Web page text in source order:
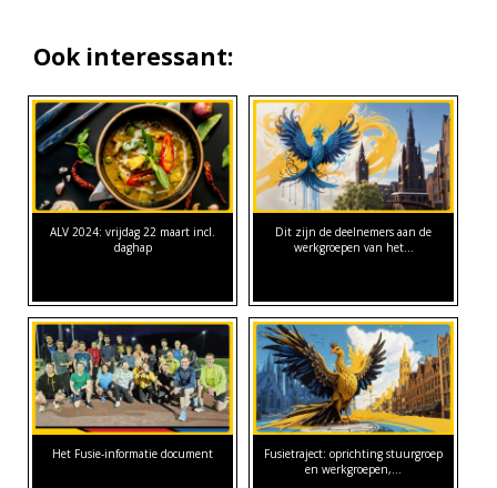
Ook interessant:
ALV 2024: vrijdag 22 maart incl.
daghap
Dit zijn de deelnemers aan de
werkgroepen van het…
Het Fusie-informatie document
Fusietraject: oprichting stuurgroep
en werkgroepen,…